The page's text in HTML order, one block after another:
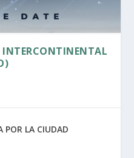
INTERCONTINENTAL
POR LA CIUDAD